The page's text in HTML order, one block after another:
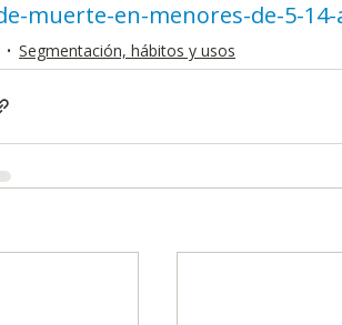
muerte-en-menores-de-5-
Segmentación, hábitos y usos